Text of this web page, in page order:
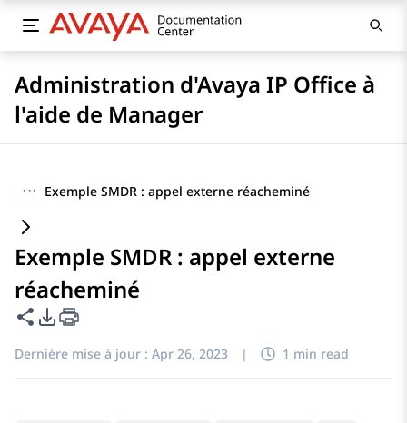
Administration d'Avaya IP Office à
l'aide de Manager
··· Exemple SMDR : appel externe réacheminé
Exemple SMDR : appel externe
réacheminé
Partager cette page
Options d'exportation PDF
Dernière mise à jour : Apr 26, 2023 | 1 min read